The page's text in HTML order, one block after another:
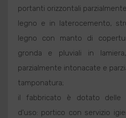
portanti orizzontali
legno e in laterocemento,
legno con manto di
gronda e pluviali in
parzialmente intonacate e
tamponatura;
il fabbricato è dotato delle
d'uso: portico con servizio